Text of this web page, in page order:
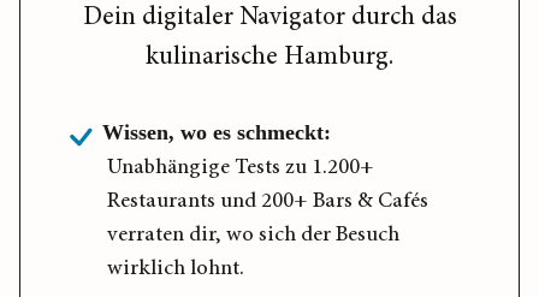
Dein digitaler Navigator durch das
kulinarische Hamburg.
Wissen, wo es schmeckt:
Unabhängige Tests zu 1.200+
Restaurants und 200+ Bars & Cafés
verraten dir, wo sich der Besuch
wirklich lohnt.